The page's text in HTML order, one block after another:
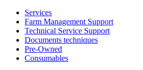
Services
Farm Management Support
Technical Service Support
Documents techniques
Pre-Owned
Consumables